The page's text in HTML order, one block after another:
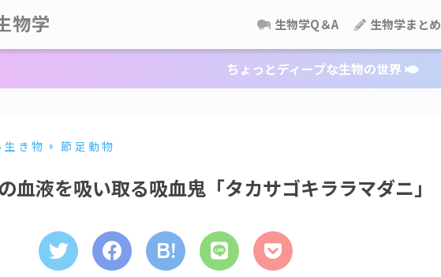
物学 生物学Q＆A 生物学まとめ
ちょっとディープな生物の世界
生き物 節足動物
血液を吸い取る吸血鬼「タカサゴキララマダニ」